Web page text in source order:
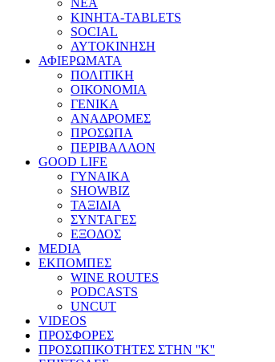
ΝΕΑ
ΚΙΝΗΤΑ-TABLETS
SOCIAL
ΑΥΤΟΚΙΝΗΣΗ
ΑΦΙΕΡΩΜΑΤΑ
ΠΟΛΙΤΙΚΗ
ΟΙΚΟΝΟΜΙΑ
ΓΕΝΙΚΑ
ΑΝΑΔΡΟΜΕΣ
ΠΡΟΣΩΠΑ
ΠΕΡΙΒΑΛΛΟΝ
GOOD LIFE
ΓΥΝΑΙΚΑ
SHOWBIZ
ΤΑΞΙΔΙΑ
ΣΥΝΤΑΓΕΣ
ΕΞΟΔΟΣ
MEDIA
ΕΚΠΟΜΠΕΣ
WINE ROUTES
PODCASTS
UNCUT
VIDEOS
ΠΡΟΣΦΟΡΕΣ
ΠΡΟΣΩΠΙΚΟΤΗΤΕΣ ΣΤΗΝ ''Κ''